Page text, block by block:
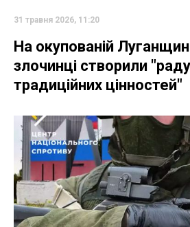
31 травня 2026, 11:20
На окупованій
злочинці створили
традиційних цінностей"